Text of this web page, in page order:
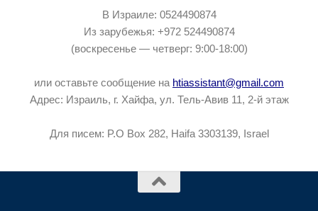
В Израиле: 0524490874
Из зарубежья: +972 524490874
(воскресенье — четверг: 9:00-18:00)
или оставьте сообщение на htiassistant@gmail.com
Адрес: Израиль, г. Хайфа, ул. Тель-Авив 11, 2-й этаж
Для писем: P.O Box 282, Haifa 3303139, Israel